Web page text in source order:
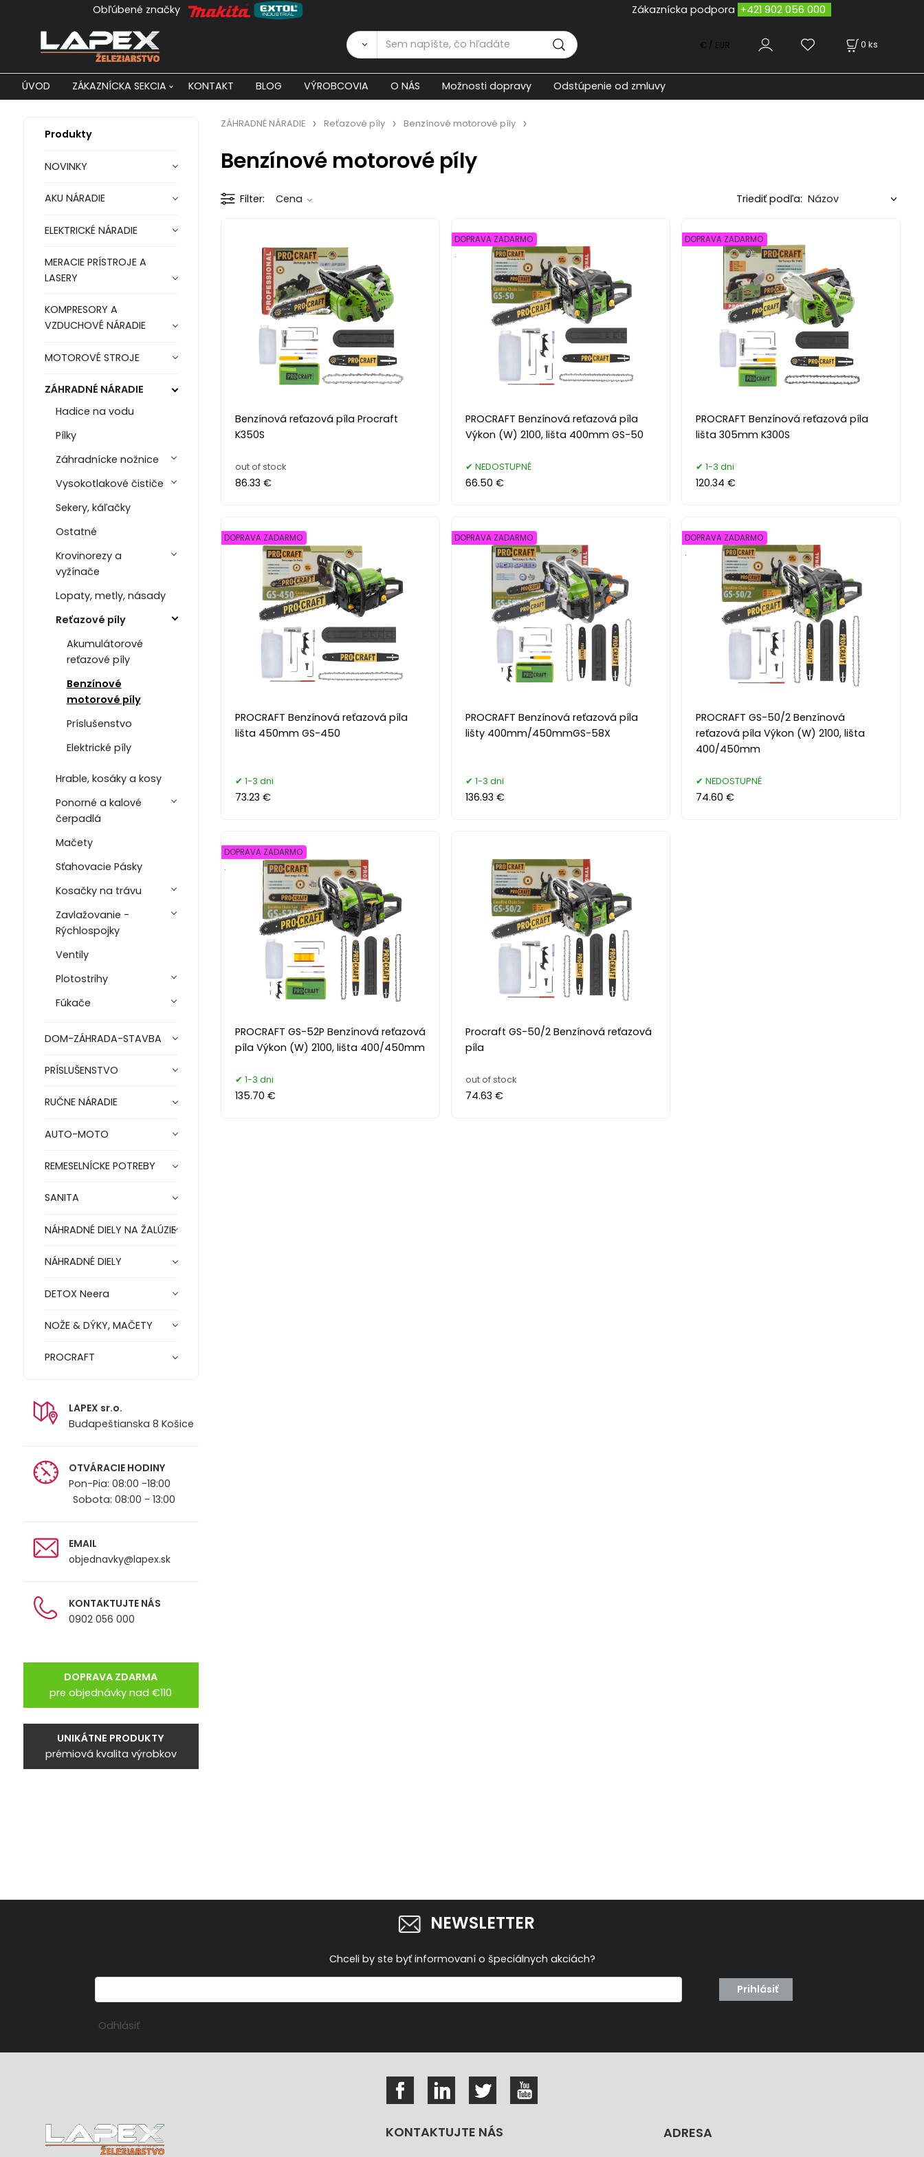
Obľúbené značky Zákaznícka podpora +421 902 056 000
0 ks
€ / EUR
ÚVOD ZÁKAZNÍCKA SEKCIA KONTAKT BLOG VÝROBCOVIA O NÁS Možnosti dopravy Odstúpenie od zmluvy
Produkty
NOVINKY
AKU NÁRADIE
ELEKTRICKÉ NÁRADIE
MERACIE PRÍSTROJE A
LASERY
KOMPRESORY A
VZDUCHOVÉ NÁRADIE
MOTOROVÉ STROJE
ZÁHRADNÉ NÁRADIE
Hadice na vodu
Pílky
Záhradnícke nožnice
Vysokotlakové čističe
Sekery, káľačky
Ostatné
Krovinorezy a
vyžínače
Lopaty, metly, násady
Reťazové píly
Akumulátorové
reťazové píly
Benzínové
motorové píly
Príslušenstvo
Elektrické píly
Hrable, kosáky a kosy
Ponorné a kalové
čerpadlá
Mačety
Sťahovacie Pásky
Kosačky na trávu
Zavlažovanie -
Rýchlospojky
Ventily
Plotostrihy
Fúkače
DOM-ZÁHRADA-STAVBA
PRÍSLUŠENSTVO
RUČNE NÁRADIE
AUTO-MOTO
REMESELNÍCKE POTREBY
SANITA
NÁHRADNÉ DIELY NA ŽALÚZIE
NÁHRADNÉ DIELY
DETOX Neera
NOŽE & DÝKY, MAČETY
PROCRAFT
LAPEX sr.o.
Budapeštianska 8 Košice
OTVÁRACIE HODINY
Pon-Pia: 08:00 -18:00
Sobota: 08:00 - 13:00
EMAIL
objednavky@lapex.sk
KONTAKTUJTE NÁS
0902 056 000
DOPRAVA ZDARMA
pre objednávky nad €110
UNIKÁTNE PRODUKTY
prémiová kvalita výrobkov
ZÁHRADNÉ NÁRADIE Reťazové píly Benzínové motorové píly
Benzínové motorové píly
Filter Cena Triediť podľa:
Benzínová reťazová píla Procraft
K350S
out of stock
86.33 €
PROCRAFT Benzínová reťazová píla
Výkon (W) 2100, lišta 400mm GS-50
DOPRAVA ZADARMO
.
NEDOSTUPNÉ
66.50 €
PROCRAFT Benzínová reťazová píla
lišta 305mm K300S
DOPRAVA ZADARMO
1-3 dni
120.34 €
PROCRAFT Benzínová reťazová píla
lišta 450mm GS-450
DOPRAVA ZADARMO
1-3 dni
73.23 €
PROCRAFT Benzínová reťazová píla
lišty 400mm/450mmGS-58X
DOPRAVA ZADARMO
1-3 dni
136.93 €
PROCRAFT GS-50/2 Benzínová
reťazová píla Výkon (W) 2100, lišta
400/450mm
DOPRAVA ZADARMO
.
NEDOSTUPNÉ
74.60 €
PROCRAFT GS-52P Benzínová reťazová
píla Výkon (W) 2100, lišta 400/450mm
DOPRAVA ZADARMO
.
1-3 dni
135.70 €
Procraft GS-50/2 Benzínová reťazová
píla
out of stock
74.63 €
NEWSLETTER
Chceli by ste byť informovaní o špeciálnych akciách?
Prihlásiť
Odhlásiť
KONTAKTUJTE NÁS ADRESA